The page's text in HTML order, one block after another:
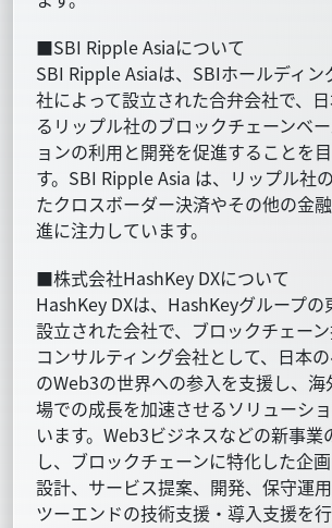
■SBI Ripple Asiaについて
SBI Ripple Asiaは、SBIホールディン
社によって設立された合弁会社で、
るリップル社のブロックチェーンベ
ョンの利用と開発を促進することを
す。SBI Ripple Asia は、リップル社
たクロスボーダー決済やその他の金
進に注力しています。
■株式会社HashKey DXについて
HashKey DXは、HashKeyグループの
設立された会社で、ブロックチェー
コンサルティング会社として、日本
のWeb3の世界への参入を支援し、
場での成長を加速させるソリューシ
います。Web3ビジネスなどの新事業
し、ブロックチェーンに特化した企
設計、サービス提案、開発、保守運
ツーエンドの技術支援・導入支援を行